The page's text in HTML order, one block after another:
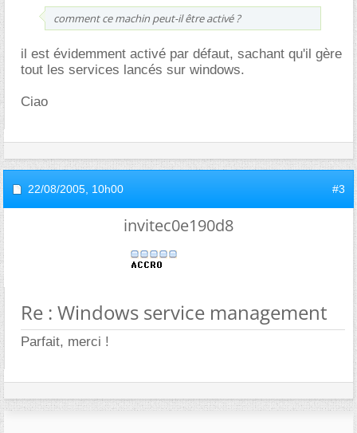
comment ce machin peut-il être activé ?
il est évidemment activé par défaut, sachant qu'il gère
tout les services lancés sur windows.
Ciao
22/08/2005, 10h00 #3
invitec0e190d8
Re : Windows service management
Parfait, merci !